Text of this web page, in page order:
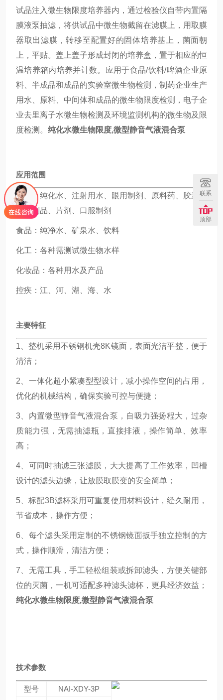
试品注入微生物限度培养器内，通过检验仪自带内置隔
膜液泵抽滤，将供试品中微生物截留在滤膜上，用取膜
器取出滤膜，转移至配置好的固体培养基上，菌面朝
上，平贴。盖上盖子形成封闭的培养盒，置于相应的恒
温培养箱内培养并计数。应用于食品/饮料/啤酒企业原
料、半成品和成品的实验室微生物检测，制药企业生产
用水、原料、中间体和成品的微生物限度检测，电子企
业去里离子水微生物检测及环境监测机构的微生物及限
度检测。 纯化水微生物限度,微型静音气液混合泵
应用范围
制药：纯化水、注射用水、眼用制剂、原料药、胶囊、
生物制品、片剂、口服制剂
食品：纯净水、矿泉水、饮料
化工：各种需测试微生物水样
化妆品：各种用水及产品
控疾：江、河、湖、海、水
主要特征
1、整机采用不锈钢机壳8K镜面，表面光洁平整，便于
清洁；
2、一体化超小紧凑型型设计，减小操作空间的占用，
优化的机械结构，确保实验可控与便捷；
3、内置微型静音气液混合泵，自吸力强扬程大，过杂
质能力强，无需抽滤瓶，直接排液，操作简单、效率
高；
4、可同时抽滤三张滤膜，大大提高了工作效率，凹槽
设计的滤头边缘，让放膜取膜变的安全简单；
5、标配3B滤杯采用可重复使用材料设计，经久耐用，
节省成本，操作方便；
6、每个滤头采用定制的不锈钢镜面扳手独立控制的方
式，操作顺滑，清洁方便；
7、无需工具，手工轻松组装或拆卸滤头，方便关键部
位的灭菌，一机可适配多种滤头滤杯，更具经济效益；
纯化水微生物限度,微型静音气液混合泵
技术参数
型号
NAI-XDY-3P
联系
顶部